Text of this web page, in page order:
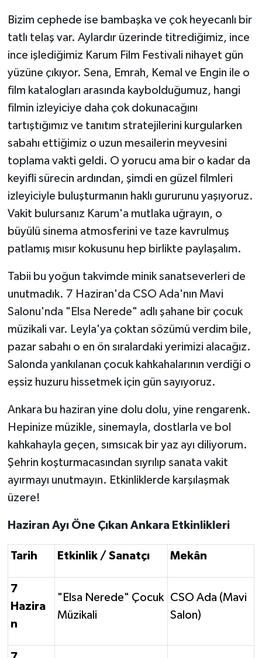
Bizim cephede ise bambaşka ve çok heyecanlı bir
tatlı telaş var. Aylardır üzerinde titrediğimiz, ince
ince işlediğimiz Karum Film Festivali nihayet gün
yüzüne çıkıyor. Sena, Emrah, Kemal ve Engin ile o
film katalogları arasında kaybolduğumuz, hangi
filmin izleyiciye daha çok dokunacağını
tartıştığımız ve tanıtım stratejilerini kurgularken
sabahı ettiğimiz o uzun mesailerin meyvesini
toplama vakti geldi. O yorucu ama bir o kadar da
keyifli sürecin ardından, şimdi en güzel filmleri
izleyiciyle buluşturmanın haklı gururunu yaşıyoruz.
Vakit bulursanız Karum'a mutlaka uğrayın, o
büyülü sinema atmosferini ve taze kavrulmuş
patlamış mısır kokusunu hep birlikte paylaşalım.
Tabii bu yoğun takvimde minik sanatseverleri de
unutmadık. 7 Haziran'da CSO Ada'nın Mavi
Salonu'nda "Elsa Nerede" adlı şahane bir çocuk
müzikali var. Leyla'ya çoktan sözümü verdim bile,
pazar sabahı o en ön sıralardaki yerimizi alacağız.
Salonda yankılanan çocuk kahkahalarının verdiği o
eşsiz huzuru hissetmek için gün sayıyoruz.
Ankara bu haziran yine dolu dolu, yine rengarenk.
Hepinize müzikle, sinemayla, dostlarla ve bol
kahkahayla geçen, sımsıcak bir yaz ayı diliyorum.
Şehrin koşturmacasından sıyrılıp sanata vakit
ayırmayı unutmayın. Etkinliklerde karşılaşmak
üzere!
Haziran Ayı Öne Çıkan Ankara Etkinlikleri
Tarih Etkinlik / Sanatçı Mekân
7
Hazira
n
"Elsa Nerede" Çocuk
Müzikali
CSO Ada (Mavi
Salon)